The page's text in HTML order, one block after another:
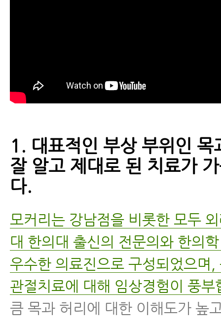
1. 대표적인 부상 부위인 목
잘 알고 제대로 된 치료가
다.
모커리는 강남점을 비롯한 모두
대 한의대 출신의 전문의와 한의
우수한 의료진으로 구성되었으
관절치료에 대해 임상경험이 풍부
큼 목과 허리에 대한 이해도가 높